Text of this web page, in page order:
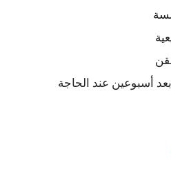
أسبوعين عند الحاجة